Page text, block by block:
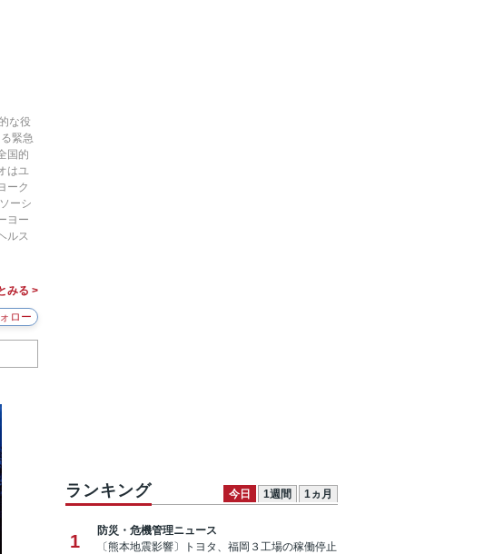
な役
緊急
国的
はユ
ーク
ーシ
ヨー
ルス
みる >
ランキング 今日 1週間 1ヵ月
1
防災・危機管理ニュース
〔熊本地震影響〕トヨタ、福岡３工場の稼働停止